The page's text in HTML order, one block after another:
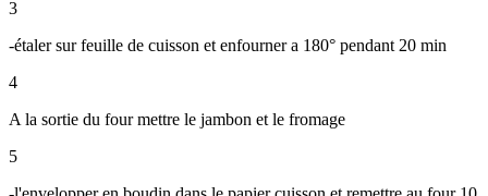
3
-étaler sur feuille de cuisson et enfourner a 180° pendant 20 min
4
A la sortie du four mettre le jambon et le fromage
5